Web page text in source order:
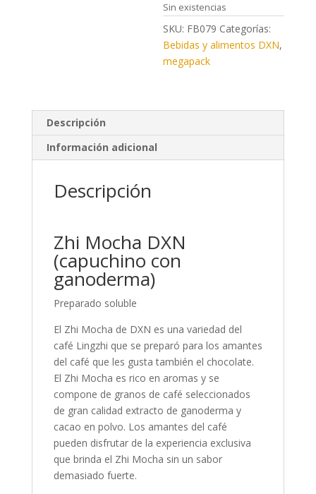
Sin existencias
SKU: FB079 Categorías:
Bebidas y alimentos DXN,
megapack
Descripción
Información adicional
Descripción
Zhi Mocha DXN
(capuchino con
ganoderma)
Preparado soluble
El Zhi Mocha de DXN es una variedad del
café Lingzhi que se preparó para los amantes
del café que les gusta también el chocolate.
El Zhi Mocha es rico en aromas y se
compone de granos de café seleccionados
de gran calidad extracto de ganoderma y
cacao en polvo. Los amantes del café
pueden disfrutar de la experiencia exclusiva
que brinda el Zhi Mocha sin un sabor
demasiado fuerte.